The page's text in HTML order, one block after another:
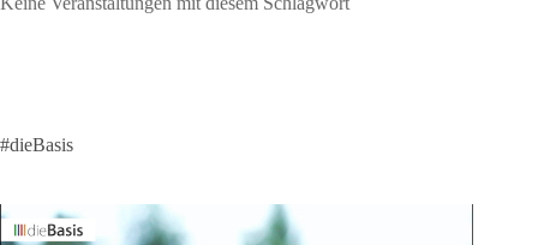
#dieBasis